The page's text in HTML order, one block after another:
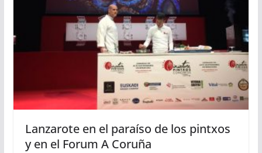
Lanzarote en el paraíso de los pintxos
y en el Forum A Coruña